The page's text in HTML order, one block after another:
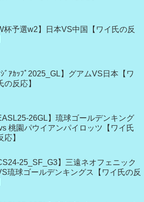
杯予選w2】日本VS中国【ワイ氏の反
ｼﾞｱｶｯﾌﾟ2025_GL】グアムVS日本【ワ
の反応】
26GL】琉球ゴールデンキング
桃園パウイアンパイロッツ【ワイ氏
応】
25_SF_G3】三遠ネオフェニック
琉球ゴールデンキングス【ワイ氏の反